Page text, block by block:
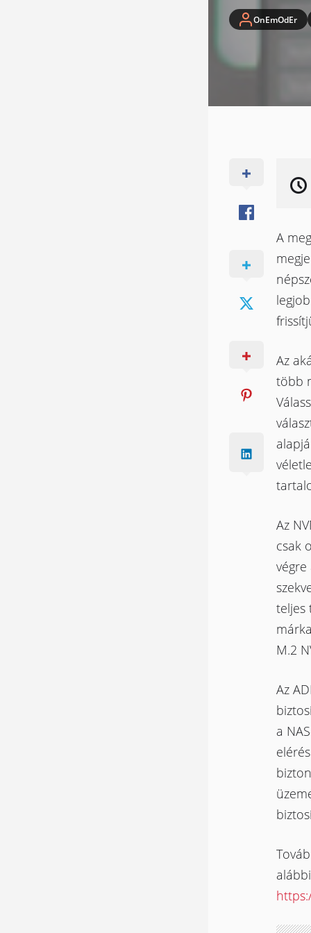
OnEmOdEr
A
Az
több
Az
csak
teljes
M.2
Az
a